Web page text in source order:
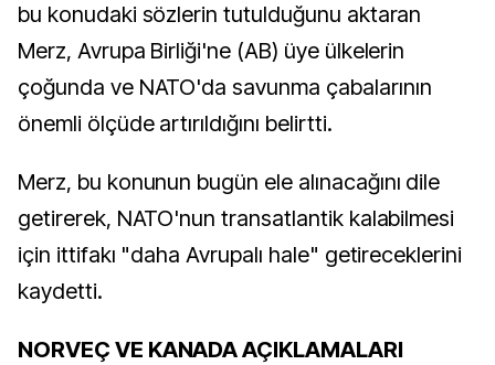
bu konudaki sözlerin tutulduğunu aktaran
Merz, Avrupa Birliği'ne (AB) üye ülkelerin
çoğunda ve NATO'da savunma çabalarının
önemli ölçüde artırıldığını belirtti.
Merz, bu konunun bugün ele alınacağını dile
getirerek, NATO'nun transatlantik kalabilmesi
için ittifakı "daha Avrupalı hale" getireceklerini
kaydetti.
NORVEÇ VE KANADA AÇIKLAMALARI